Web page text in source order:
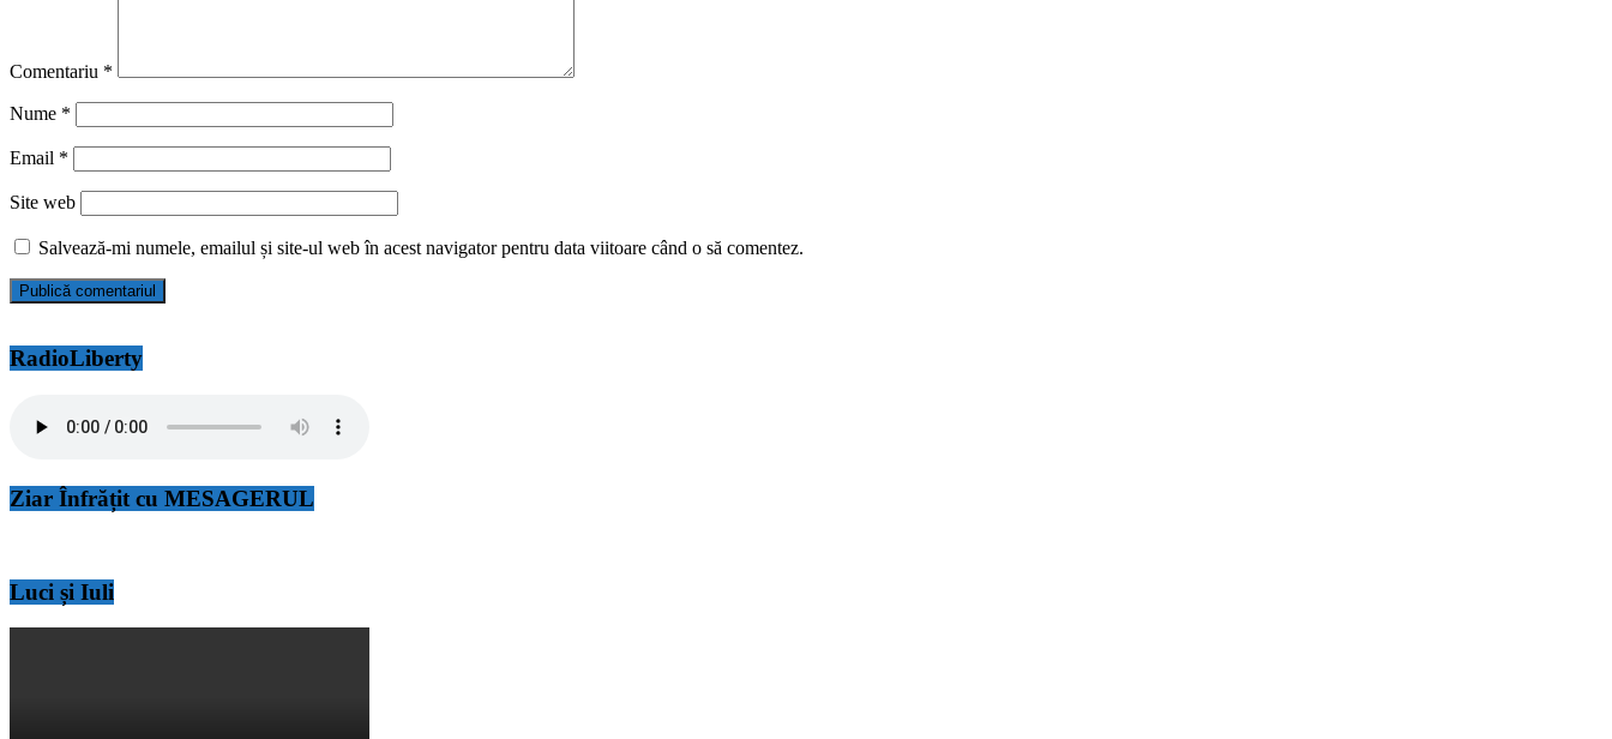
Comentariu *
Nume *
Email *
Site web
Salvează-mi numele, emailul și site-ul web în acest navigator pentru data viitoare când o să comentez.
RadioLiberty
Ziar Înfrățit cu MESAGERUL
Luci și Iuli